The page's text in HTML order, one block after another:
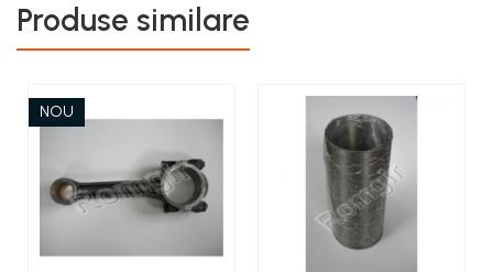
Produse similare
NOU